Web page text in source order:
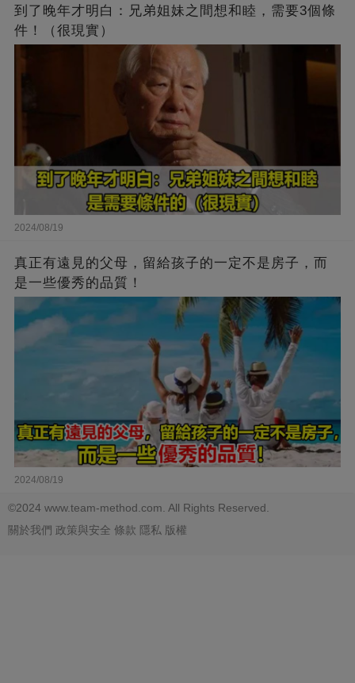
到了晚年才明白：兄弟姐妹之間想和睦，需要3個條
件！（很現實）
2024/08/19
真正有遠見的父母，留給孩子的一定不是房子，而
是一些優秀的品質！
2024/08/19
©2024 www.team-method.com. All Rights Reserved.
關於我們 政策與安全 條款 隱私 版權